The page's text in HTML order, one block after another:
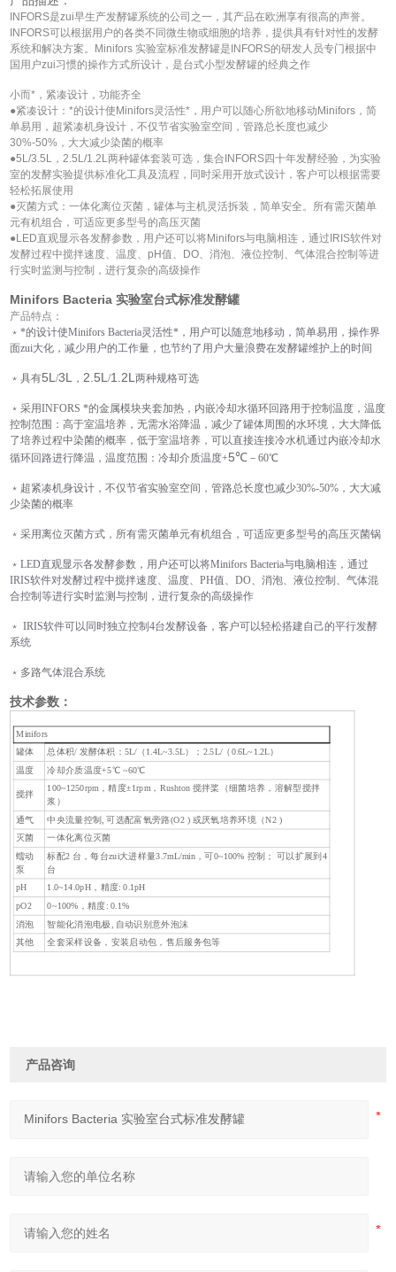
INFORS是zui早生产发酵罐系统的公司之一，其产品在欧洲享有很高的声誉。
INFORS可以根据用户的各类不同微生物或细胞的培养，提供具有针对性的发酵
系统和解决方案。Minifors 实验室标准发酵罐是INFORS的研发人员专门根据中
国用户zui习惯的操作方式所设计，是台式小型发酵罐的经典之作
小而*，紧凑设计，功能齐全
●紧凑设计：*的设计使Minifors灵活性*，用户可以随心所欲地移动Minifors，简
单易用，超紧凑机身设计，不仅节省实验室空间，管路总长度也减少
30%-50%，大大减少染菌的概率
●5L/3.5L
，2.5L/1.2L两种罐体套装可选，集合INFORS四十年发酵经验，为实验
室的发酵实验提供标准化工具及流程，同时采用开放式设计，客户可以根据需要
轻松拓展使用
●灭菌方式：一体化离位灭菌，罐体与主机灵活拆装，简单安全。所有需灭菌单
元有机组合，可适应更多型号的高压灭菌
●LED直观显示各发酵参数，用户还可以将Minifors与电脑相连，通过IRIS软件对
发酵过程中搅拌速度、温度、pH值、DO、消泡、液位控制、气体混合控制等进
行实时监测与控制，进行复杂的高级操作
Minifors Bacteria 实验室台式标准发酵罐
产品特点：
﹡*的设计使Minifors Bacteria灵活性*，用户可以随意地移动，简单易用，操作界
面zui大化，减少用户的工作量，也节约了用户大量浪费在发酵罐维护上的时间
﹡具有5L/3L ， 2.5L/1.2L两种规格可选
﹡采用INFORS *的金属模块夹套加热，内嵌冷却水循环回路用于控制温度，温度
控制范围：高于室温培养，无需水浴降温，减少了罐体周围的水环境，大大降低
了培养过程中染菌的概率，低于室温培养，可以直接连接冷水机通过内嵌冷却水
循环回路进行降温，温度范围：冷却介质温度+5℃ －60℃
﹡超紧凑机身设计，不仅节省实验室空间，管路总长度也减少30%-50%，大大减
少染菌的概率
﹡采用离位灭菌方式，所有需灭菌单元有机组合，可适应更多型号的高压灭菌锅
﹡LED直观显示各发酵参数，用户还可以将Minifors Bacteria与电脑相连，通过
IRIS软件对发酵过程中搅拌速度、温度、PH值、DO、消泡、液位控制、气体混
合控制等进行实时监测与控制，进行复杂的高级操作
﹡ IRIS软件可以同时独立控制4台发酵设备，客户可以轻松搭建自己的平行发酵
系统
﹡多路气体混合系统
技术参数：
Minifors
罐体
总体积/ 发酵体积：5L/（1.4L~3.5L）；2.5L/（0.6L~1.2L）
温度 冷却介质温度+5℃ ~60℃
搅拌
100~1250rpm，精度±1rpm，Rushton 搅拌桨（细菌培养，溶解型搅拌
浆）
通气
中央流量控制, 可选配富氧旁路(O2 ) 或厌氧培养环境（N2 )
灭菌 一体化离位灭菌
蠕动
泵
标配2 台，每台zui大进样量3.7mL/min，可0~100% 控制； 可以扩展到4
台
pH
1.0~14.0pH，精度: 0.1pH
pO2 0~100%，精度: 0.1%
消泡
智能化消泡电极, 自动识别意外泡沫
其他
全套采样设备，安装启动包，售后服务包等
产品咨询